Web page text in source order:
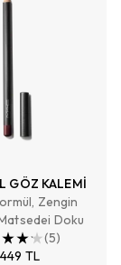
GÖZ KALEMİ
Zengin
Doku
(5)
TL